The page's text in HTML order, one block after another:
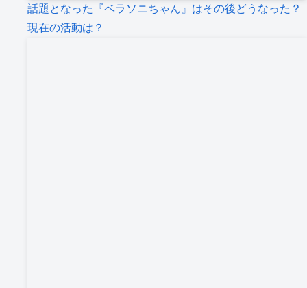
話題となった『ベラソニちゃん』はその後どうなった？
現在の活動は？